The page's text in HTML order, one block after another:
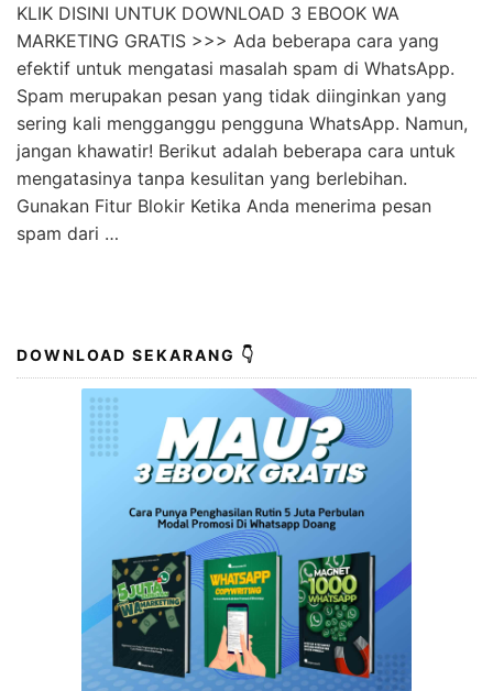
Penting! Cara Mengatasi Whatsapp Kena Spam
Terpecaya
KLIK DISINI UNTUK DOWNLOAD 3 EBOOK WA
MARKETING GRATIS >>> Ada beberapa cara yang
efektif untuk mengatasi masalah spam di WhatsApp.
Spam merupakan pesan yang tidak diinginkan yang
Gunakan Fitur Blokir Ketika Anda menerima pesan
DOWNLOAD SEKARANG 👇